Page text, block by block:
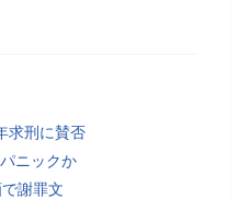
求刑に賛否
ニックか
謝罪文